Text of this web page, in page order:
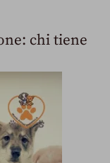
chi tiene